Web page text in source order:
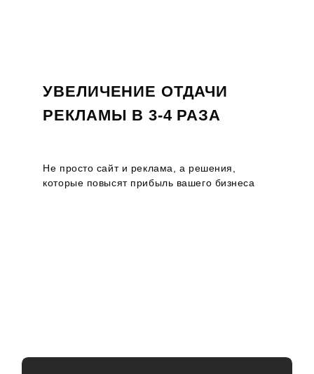
УВЕЛИЧЕНИЕ ОТДАЧИ
РЕКЛАМЫ В 3-4 РАЗА
Не просто сайт и реклама, а решения,
которые повысят прибыль вашего бизнеса